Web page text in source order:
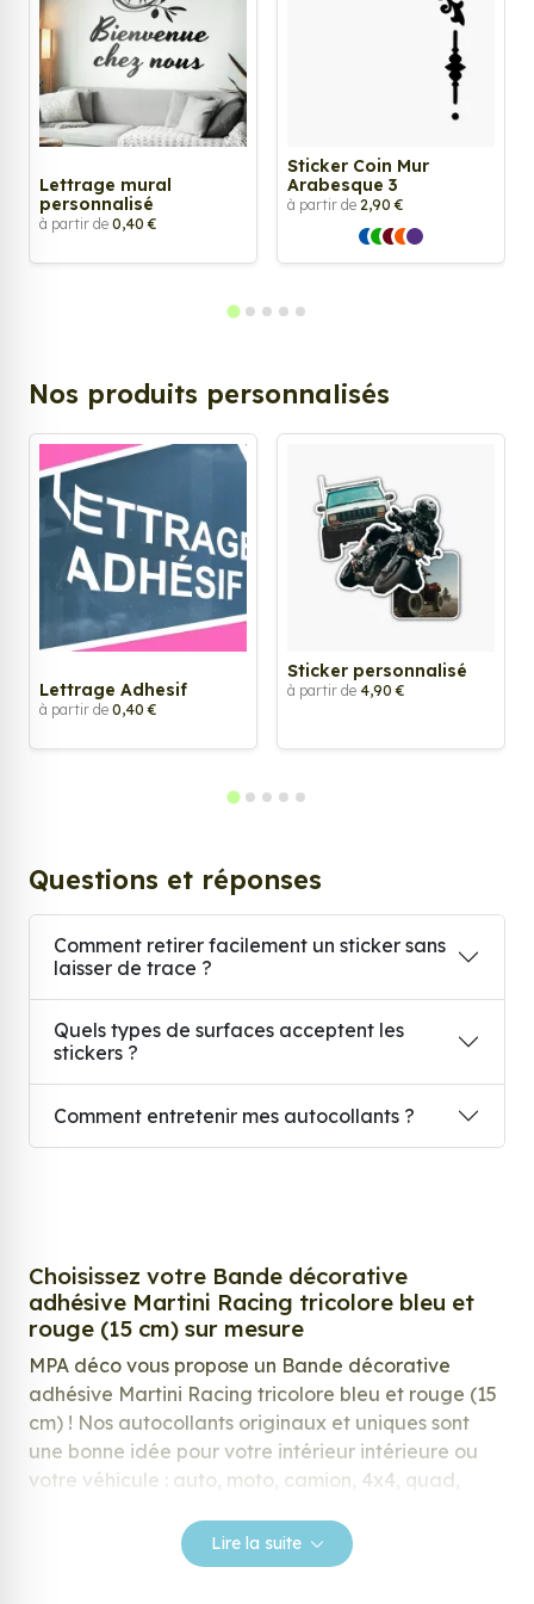
Lettrage mural
personnalisé
à partir de 0,40 €
Sticker Coin Mur
Arabesque 3
à partir de 2,90 €
Nos produits personnalisés
Lettrage Adhesif
à partir de 0,40 €
Sticker personnalisé
à partir de 4,90 €
Questions et réponses
Comment retirer facilement un sticker sans
laisser de trace ?
Quels types de surfaces acceptent les
stickers ?
Comment entretenir mes autocollants ?
Choisissez votre Bande décorative
adhésive Martini Racing tricolore bleu et
rouge (15 cm) sur mesure
MPA déco vous propose un Bande décorative
adhésive Martini Racing tricolore bleu et rouge (15
cm) ! Nos autocollants originaux et uniques sont
une bonne idée pour votre intérieur intérieure ou
votre véhicule : auto, moto, camion, 4x4, quad,
Nos stickers sont spécialement conçus pour
Lire la suite